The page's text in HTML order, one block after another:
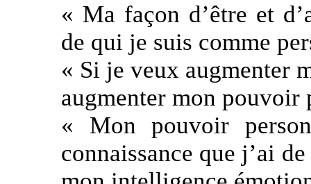
« Ma façon d’être et
de qui je suis comme
« Si je veux augmenter
augmenter mon pouvoir
« Mon pouvoir
connaissance que j’ai